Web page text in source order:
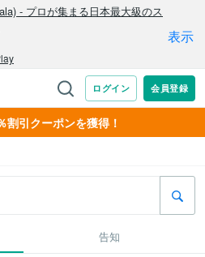
割引クーポンを獲得！
告知